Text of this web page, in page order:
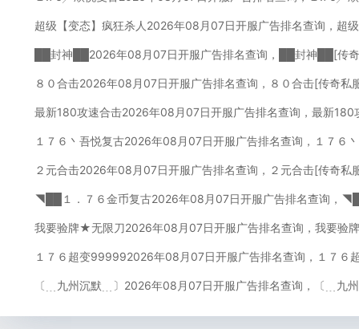
超级【变态】疯狂杀人2026年08月07日开服广告排名查询，超
██封神██2026年08月07日开服广告排名查询，██封神██[传
８０合击2026年08月07日开服广告排名查询，８０合击[传奇私
最新180攻速合击2026年08月07日开服广告排名查询，最新180
１７６丶吾悦复古2026年08月07日开服广告排名查询，１７６
２元合击2026年08月07日开服广告排名查询，２元合击[传奇私
◥██１．７６金币复古2026年08月07日开服广告排名查询，
我要验牌★无限刀2026年08月07日开服广告排名查询，我要验
１７６超变999992026年08月07日开服广告排名查询，１７６
〔﹍九州沉默﹍〕2026年08月07日开服广告排名查询，〔﹍九